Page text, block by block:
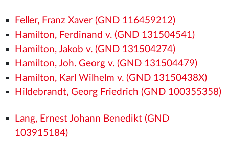
Feller, Franz Xaver (GND 116459212)
Hamilton, Ferdinand v. (GND 131504541)
Hamilton, Jakob v. (GND 131504274)
Hamilton, Joh. Georg v. (GND 131504479)
Hamilton, Karl Wilhelm v. (GND 13150438X)
Hildebrandt, Georg Friedrich (GND 100355358)
Lang, Ernest Johann Benedikt (GND
103915184)